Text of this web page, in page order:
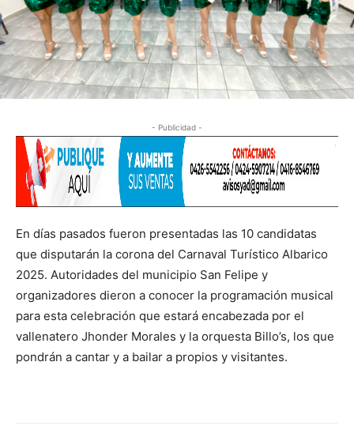
- Publicidad -
En días pasados fueron presentadas las 10 candidatas
que disputarán la corona del Carnaval Turístico Albarico
2025. Autoridades del municipio San Felipe y
organizadores dieron a conocer la programación musical
para esta celebración que estará encabezada por el
vallenatero Jhonder Morales y la orquesta Billo’s, los que
pondrán a cantar y a bailar a propios y visitantes.